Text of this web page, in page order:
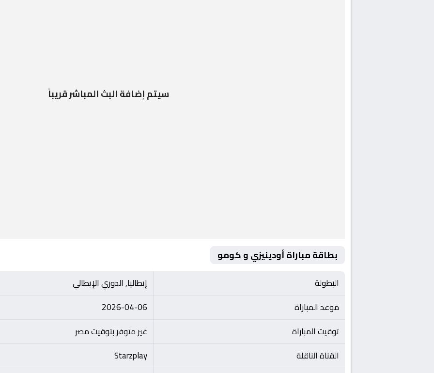
سيتم إضافة البث المباشر قريباً
بطاقة مباراة أودينيزي و كومو
البطولة
إيطاليا, الدوري الإيطالي
موعد المباراة
2026-04-06
توقيت المباراة
غير متوفر بتوقيت مصر
القناة الناقلة
Starzplay